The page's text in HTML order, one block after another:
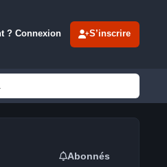
? Connexion S’inscrire
Abonnés